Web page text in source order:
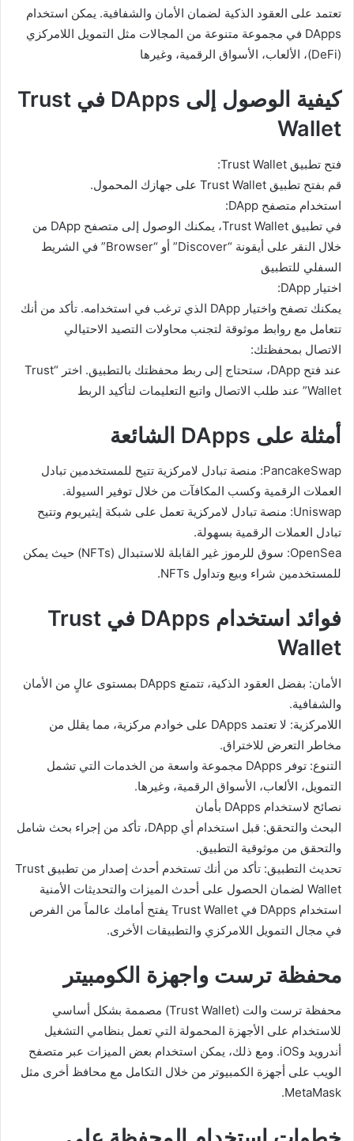
تعتمد على العقود الذكية لضمان الأمان والشفافية. يمكن استخدام
DApps في مجموعة متنوعة من المجالات مثل التمويل اللامركزي
(DeFi)، الألعاب، الأسواق الرقمية، وغيرها
كيفية الوصول إلى DApps في Trust
Wallet
فتح تطبيق Trust Wallet:
قم بفتح تطبيق Trust Wallet على جهازك المحمول.
استخدام متصفح DApp:
في تطبيق Trust Wallet، يمكنك الوصول إلى متصفح DApp من
خلال النقر على أيقونة “Discover” أو “Browser” في الشريط
السفلي للتطبيق
اختيار DApp:
يمكنك تصفح واختيار DApp الذي ترغب في استخدامه. تأكد من أنك
تتعامل مع روابط موثوقة لتجنب محاولات التصيد الاحتيالي
الاتصال بمحفظتك:
عند فتح DApp، ستحتاج إلى ربط محفظتك بالتطبيق. اختر “Trust
Wallet” عند طلب الاتصال واتبع التعليمات لتأكيد الربط
أمثلة على DApps الشائعة
PancakeSwap: منصة تبادل لامركزية تتيح للمستخدمين تبادل
العملات الرقمية وكسب المكافآت من خلال توفير السيولة.
Uniswap: منصة تبادل لامركزية تعمل على شبكة إيثيريوم وتتيح
تبادل العملات الرقمية بسهولة.
OpenSea: سوق للرموز غير القابلة للاستبدال (NFTs) حيث يمكن
للمستخدمين شراء وبيع وتداول NFTs.
فوائد استخدام DApps في Trust
Wallet
الأمان: بفضل العقود الذكية، تتمتع DApps بمستوى عالٍ من الأمان
والشفافية.
اللامركزية: لا تعتمد DApps على خوادم مركزية، مما يقلل من
مخاطر التعرض للاختراق.
التنوع: توفر DApps مجموعة واسعة من الخدمات التي تشمل
التمويل، الألعاب، الأسواق الرقمية، وغيرها.
نصائح لاستخدام DApps بأمان
البحث والتحقق: قبل استخدام أي DApp، تأكد من إجراء بحث شامل
والتحقق من موثوقية التطبيق.
تحديث التطبيق: تأكد من أنك تستخدم أحدث إصدار من تطبيق Trust
Wallet لضمان الحصول على أحدث الميزات والتحديثات الأمنية
استخدام DApps في Trust Wallet يفتح أمامك عالماً من الفرص
في مجال التمويل اللامركزي والتطبيقات الأخرى.
محفظة ترست واجهزة الكومبيتر
محفظة ترست والت (Trust Wallet) مصممة بشكل أساسي
للاستخدام على الأجهزة المحمولة التي تعمل بنظامي التشغيل
أندرويد وiOS. ومع ذلك، يمكن استخدام بعض الميزات عبر متصفح
الويب على أجهزة الكمبيوتر من خلال التكامل مع محافظ أخرى مثل
MetaMask.